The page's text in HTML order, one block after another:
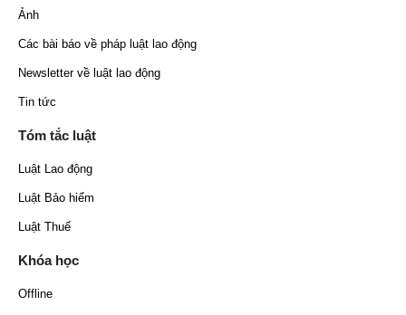
Ảnh
Các bài báo về pháp luật lao động
Newsletter về luật lao động
Tin tức
Tóm tắc luật
Luật Lao động
Luật Bảo hiểm
Luật Thuế
Khóa học
Offline